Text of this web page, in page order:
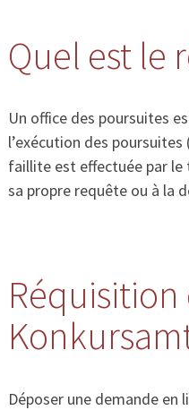
Quel est le
Un office des poursuites
l’exécution des
faillite est effectuée par
sa propre requête ou à la
Déposer une demande